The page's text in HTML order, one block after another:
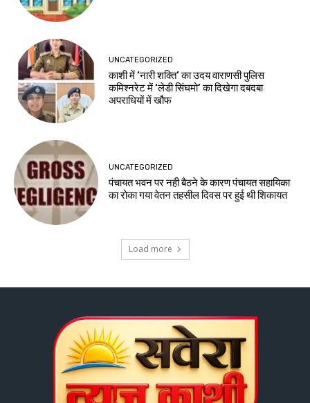
UNCATEGORIZED
काशी में ‘नारी शक्ति’ का उदय वाराणसी पुलिस
कमिश्नरेट में ‘लेडी सिंघमो’ का दिखेगा दबदबा
अपराधियों में खौफ
UNCATEGORIZED
पंचायत भवन पर नही बैठने के कारण पंचायत सहायिका
का रोका गया वेतन तहसील दिवस पर हुई थी शिकायत
Load more